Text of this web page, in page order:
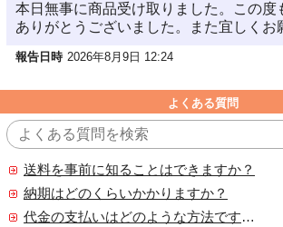
本日無事に商品受け取りました。この度
ありがとうございました。また宜しくお
報告日時 2026年8月9日 12:24
よくある質問
送料を事前に知ることはできますか？
納期はどのくらいかかりますか？
代金の支払いはどのような方法ですか？